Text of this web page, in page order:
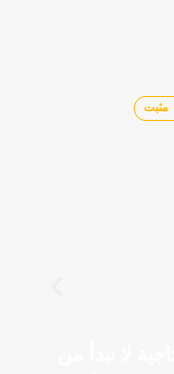
مثبت